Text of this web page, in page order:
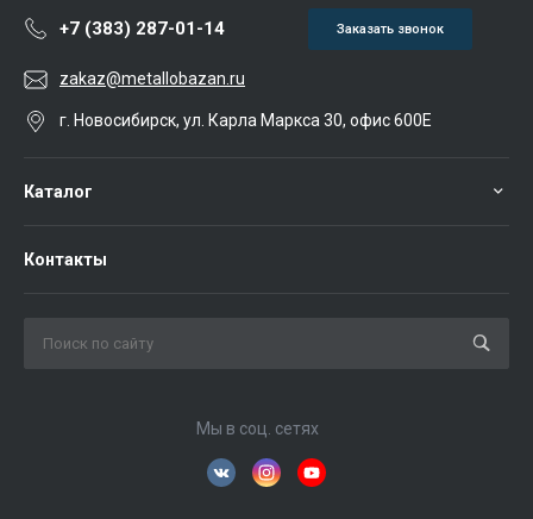
+7 (383) 287-01-14 Заказать звонок
zakaz@metallobazan.ru
г. Новосибирск, ул. Карла Маркса 30, офис 600Е
Каталог
Контакты
Мы в соц. сетях